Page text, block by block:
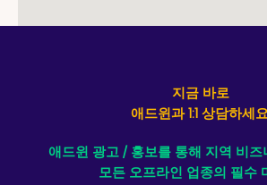
지금 바로
애드윈과 1:1 상담하세
애드윈 광고 / 홍보를 통해 지역 비즈
모든 오프라인 업종의 필수